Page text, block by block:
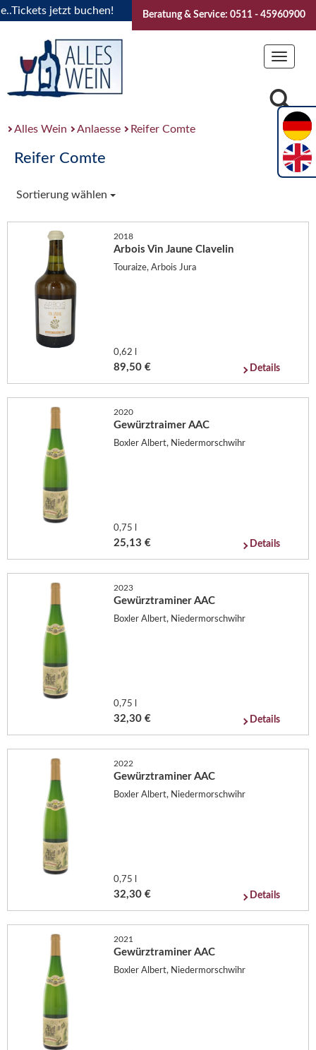
jetzt buchen! "Das Sommerfest 2026" Vive la
Beratung & Service: 0511 - 45960900
Toggle
Alles Wein Anlaesse Reifer Comte
Reifer Comte
Sortierung wählen
2018
Arbois Vin Jaune Clavelin
Touraize, Arbois Jura
0,62 l
89,50 € Details
2020
Gewürztraimer AAC
Boxler Albert, Niedermorschwihr
0,75 l
25,13 € Details
2023
Gewürztraminer AAC
Boxler Albert, Niedermorschwihr
0,75 l
32,30 € Details
2022
Gewürztraminer AAC
Boxler Albert, Niedermorschwihr
0,75 l
32,30 € Details
2021
Gewürztraminer AAC
Boxler Albert, Niedermorschwihr